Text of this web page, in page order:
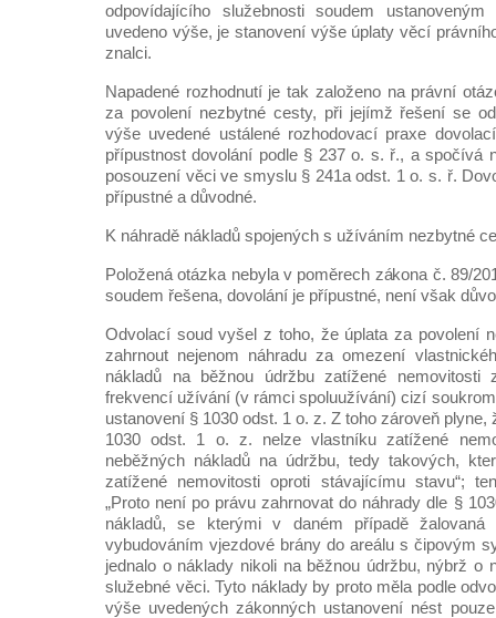
odpovídajícího služebnosti soudem
uvedeno výše, je stanovení výše úplaty věcí
znalci.
Napadené rozhodnutí je tak založeno na právní
za povolení nezbytné cesty, při jejímž řešení se
výše uvedené ustálené rozhodovací praxe
přípustnost dovolání podle § 237 o. s. ř., a spočívá
posouzení věci ve smyslu § 241a odst. 1 o. s. ř.
přípustné a důvodné.
K náhradě nákladů spojených s užíváním nezbytné
Položená otázka nebyla v poměrech zákona č. 89/
soudem řešena, dovolání je přípustné, není však
Odvolací soud vyšel z toho, že úplata za povolení
zahrnout nejenom náhradu za omezení
nákladů na běžnou údržbu zatížené nemovitosti
frekvencí užívání (v rámci spoluužívání) cizí
ustanovení § 1030 odst. 1 o. z. Z toho zároveň plyne,
1030 odst. 1 o. z. nelze vlastníku zatížené
neběžných nákladů na údržbu, tedy takových,
zatížené nemovitosti oproti stávajícímu stavu“;
„Proto není po právu zahrnovat do náhrady dle §
nákladů, se kterými v daném případě
vybudováním vjezdové brány do areálu s čipovým
jednalo o náklady nikoli na běžnou údržbu, nýbrž o
služebné věci. Tyto náklady by proto měla podle
výše uvedených zákonných ustanovení nést